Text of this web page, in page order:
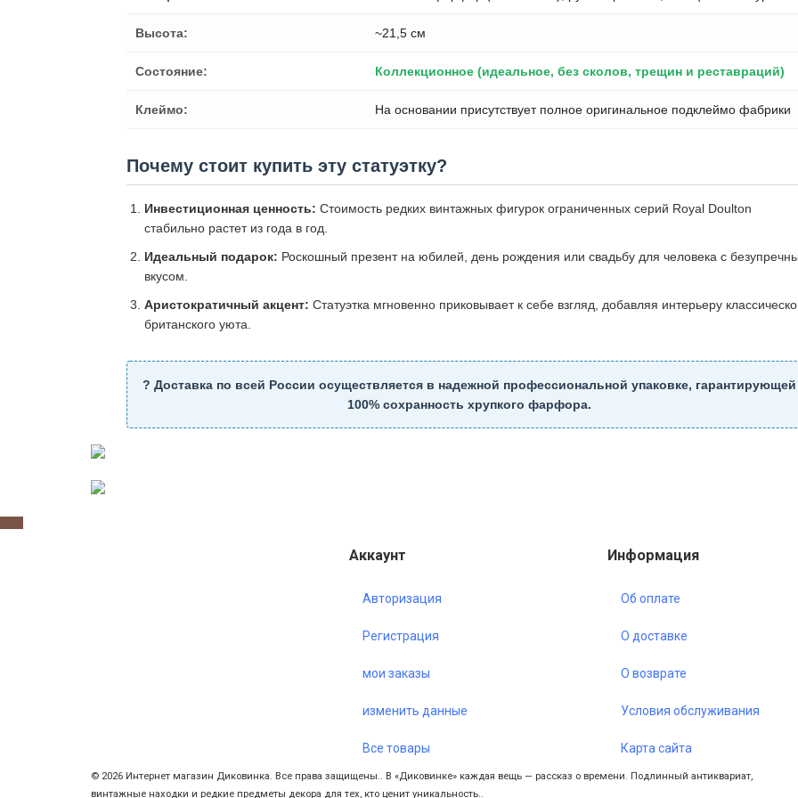
Высота: ~21,5 см
Состояние: Коллекционное (идеальное, без сколов, трещин и реставраций)
Клеймо: На основании присутствует полное оригинальное подклеймо фабрики
Почему стоит купить эту статуэтку?
Инвестиционная ценность: Стоимость редких винтажных фигурок ограниченных серий Royal Doulton
стабильно растет из года в год.
Идеальный подарок: Роскошный презент на юбилей, день рождения или свадьбу для человека с
вкусом.
Аристократичный акцент: Статуэтка мгновенно приковывает к себе взгляд, добавляя интерьеру
британского уюта.
? Доставка по всей России осуществляется в надежной профессиональной упаковке, гарантирующей
100% сохранность хрупкого фарфора.
Аккаунт
Авторизация
Регистрация
мои заказы
изменить данные
Все товары
Информация
Об оплате
О доставке
О возврате
Условия обслуживания
Карта сайта
© 2026 Интернет магазин Диковинка. Все права защищены.. В «Диковинке» каждая вещь — рассказ о времени. Подлинный антиквариат,
винтажные находки и редкие предметы декора для тех, кто ценит уникальность..